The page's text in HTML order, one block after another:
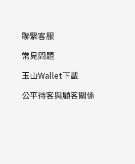
聯繫客服
常見問題
玉山Wallet下載
公平待客與顧客關係